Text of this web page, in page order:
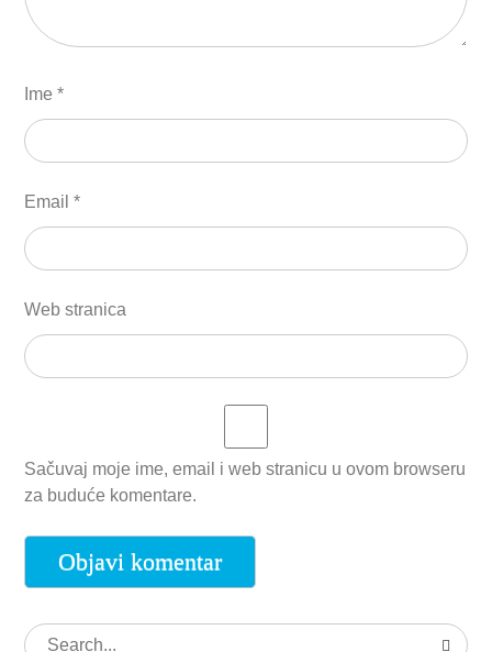
Ime*
Email*
Web stranica
Sačuvaj moje ime, email i web stranicu u ovom browseru
za buduće komentare.